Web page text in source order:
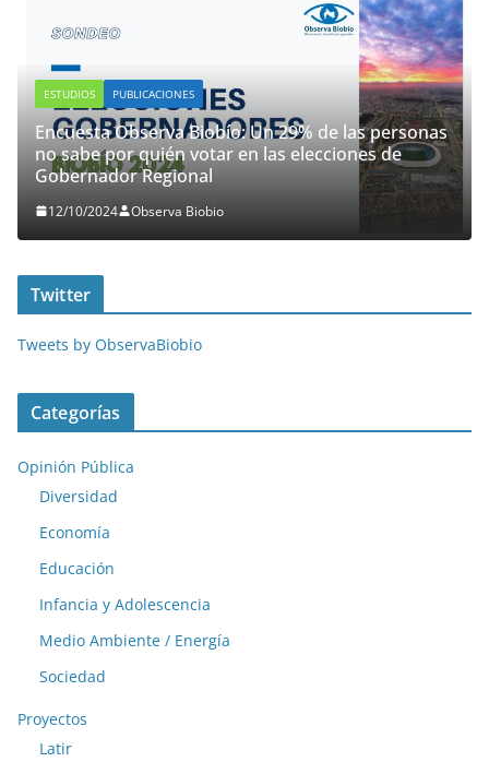
ESTUDIOS PUBLICACIONES
Encuesta Observa Biobío: Un 29% de las personas
no sabe por quién votar en las elecciones de
Gobernador Regional
12/10/2024 Observa Biobio
Twitter
Tweets by ObservaBiobio
Categorías
Opinión Pública
Diversidad
Economía
Educación
Infancia y Adolescencia
Medio Ambiente / Energía
Sociedad
Proyectos
Latir